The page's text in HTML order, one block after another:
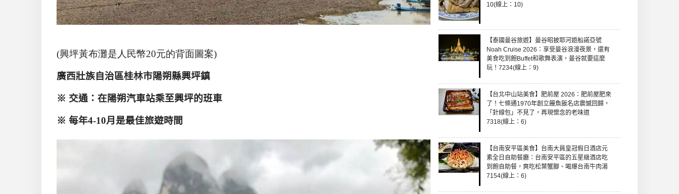
(興坪黃布灘是人民幣20元的背面圖案)
廣西壯族自治區桂林市陽朔縣興坪鎮
※ 交通：在陽朔汽車站乘至興坪的班車
※ 每年4-10月是最佳旅遊時間
10(線上：10)
【泰國曼谷旅遊】曼谷昭披耶河遊船諾亞號
Noah Cruise 2026：享受曼谷浪漫夜景，還有
美食吃到飽Buffet和歌舞表演，曼谷就要這麼
玩！7234(線上：9)
【台北中山站美食】肥前屋 2026：肥前屋肥來
了！七條通1970年創立饅魚飯名店震憾回歸，
「針線包」不見了，再現懷念的老味道
7318(線上：6)
【台南安平區美食】台南大員皇冠假日酒店元
素全日自助餐廳：台南安平區的五星級酒店吃
到飽自助餐，爽吃松葉蟹腳、喝爆台南牛肉湯
7154(線上：6)